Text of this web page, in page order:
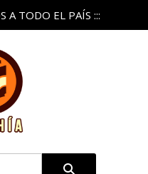
A TODO EL PAÍS :::